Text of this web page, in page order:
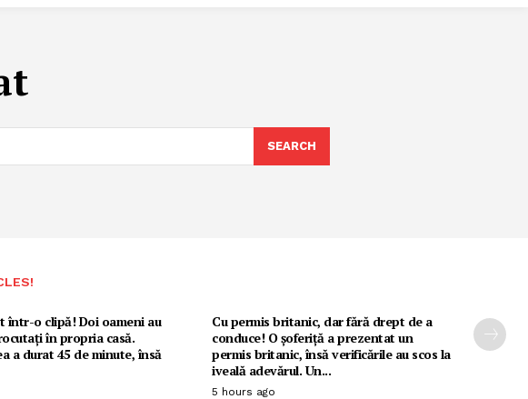
SEARCH
într-o clipă! Doi oameni au
în propria casă.
a durat 45 de minute, însă
Cu permis britanic, dar fără drept de a
conduce! O șoferiță a prezentat un
permis britanic, însă verificările au scos la
iveală adevărul. Un...
5 hours ago